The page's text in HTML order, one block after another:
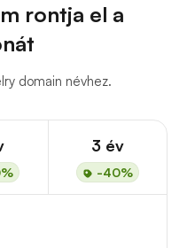
rontja el a
domain névhez.
3 év
-40%